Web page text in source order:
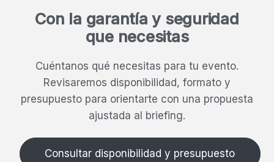
Con la garantía y seguridad
que necesitas
Cuéntanos qué necesitas para tu evento.
Revisaremos disponibilidad, formato y
presupuesto para orientarte con una propuesta
ajustada al briefing.
Consultar disponibilidad y presupuesto